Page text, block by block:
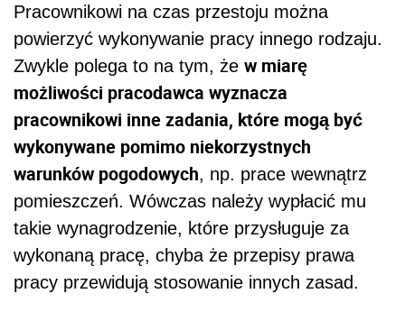
Pracownikowi na czas przestoju można
powierzyć wykonywanie pracy innego rodzaju.
Zwykle polega to na tym, że w miarę
możliwości pracodawca wyznacza
pracownikowi inne zadania, które mogą być
wykonywane pomimo niekorzystnych
warunków pogodowych, np. prace wewnątrz
pomieszczeń. Wówczas należy wypłacić mu
takie wynagrodzenie, które przysługuje za
wykonaną pracę, chyba że przepisy prawa
pracy przewidują stosowanie innych zasad.